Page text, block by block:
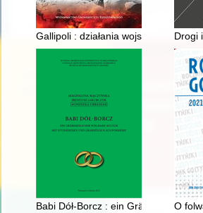
Gallipoli : działania wojsk Entanty na
Drogi
Babi Dół-Borcz : ein Gräberfeld der
O